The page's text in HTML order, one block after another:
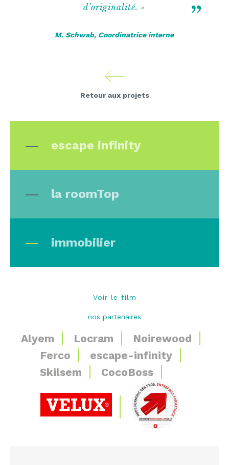
d’originalité. »
M. Schwab, Coordinatrice interne
Retour aux projets
escape infinity
la roomTop
immobilier
Voir le film
nos partenaires
Alyem Locram
Noirewood
Ferco
escape-infinity
Skilsem
CocoBoss